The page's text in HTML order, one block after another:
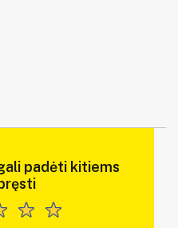
padėti kitiems